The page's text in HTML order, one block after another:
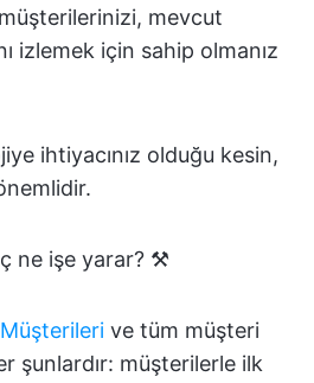
mevcut
izlemek için sahip olmanız
ihtiyacınız olduğu kesin,
ne işe yarar? ⚒️
Müşterileri ve tüm müşteri
şunlardır: müşterilerle ilk